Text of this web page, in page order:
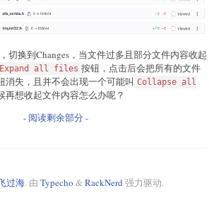
切换到Changes，当文件过多且部分文件内容收起
Expand all files 按钮，点击后会把所有的文件
消失，且并不会出现一个可能叫 Collapse all
再想收起文件内容怎么办呢？
- 阅读剩余部分 -
过海. 由 Typecho & RackNerd 强力驱动.